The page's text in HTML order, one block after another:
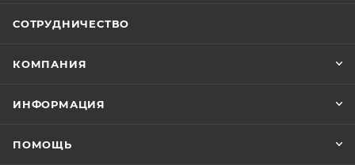
СОТРУДНИЧЕСТВО
КОМПАНИЯ
ИНФОРМАЦИЯ
ПОМОЩЬ